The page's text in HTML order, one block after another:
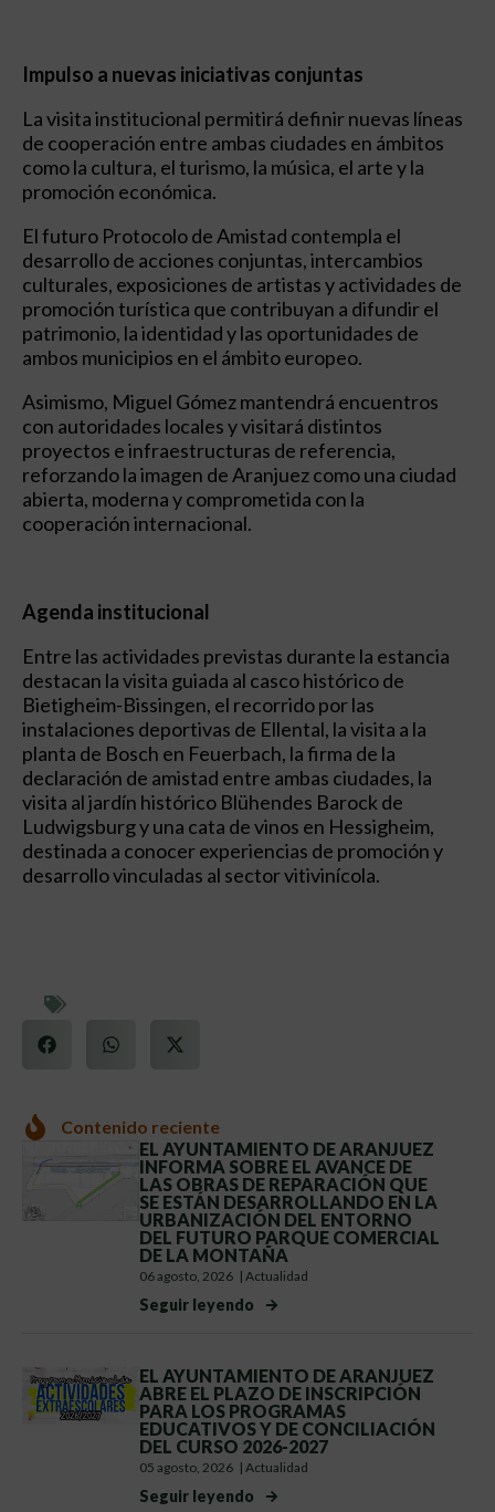
Impulso a nuevas iniciativas conjuntas
La visita institucional permitirá definir nuevas líneas
de cooperación entre ambas ciudades en ámbitos
como la cultura, el turismo, la música, el arte y la
promoción económica.
El futuro Protocolo de Amistad contempla el
desarrollo de acciones conjuntas, intercambios
culturales, exposiciones de artistas y actividades de
promoción turística que contribuyan a difundir el
patrimonio, la identidad y las oportunidades de
ambos municipios en el ámbito europeo.
Asimismo, Miguel Gómez mantendrá encuentros
con autoridades locales y visitará distintos
proyectos e infraestructuras de referencia,
reforzando la imagen de Aranjuez como una ciudad
abierta, moderna y comprometida con la
cooperación internacional.
Agenda institucional
Entre las actividades previstas durante la estancia
destacan la visita guiada al casco histórico de
Bietigheim-Bissingen, el recorrido por las
instalaciones deportivas de Ellental, la visita a la
planta de Bosch en Feuerbach, la firma de la
declaración de amistad entre ambas ciudades, la
visita al jardín histórico Blühendes Barock de
Ludwigsburg y una cata de vinos en Hessigheim,
destinada a conocer experiencias de promoción y
desarrollo vinculadas al sector vitivinícola.
Contenido reciente
EL AYUNTAMIENTO DE ARANJUEZ
INFORMA SOBRE EL AVANCE DE
LAS OBRAS DE REPARACIÓN QUE
SE ESTÁN DESARROLLANDO EN LA
URBANIZACIÓN DEL ENTORNO
DEL FUTURO PARQUE COMERCIAL
DE LA MONTAÑA
06 agosto, 2026 | Actualidad
Seguir leyendo
EL AYUNTAMIENTO DE ARANJUEZ
ABRE EL PLAZO DE INSCRIPCIÓN
PARA LOS PROGRAMAS
EDUCATIVOS Y DE CONCILIACIÓN
DEL CURSO 2026-2027
05 agosto, 2026 | Actualidad
Seguir leyendo